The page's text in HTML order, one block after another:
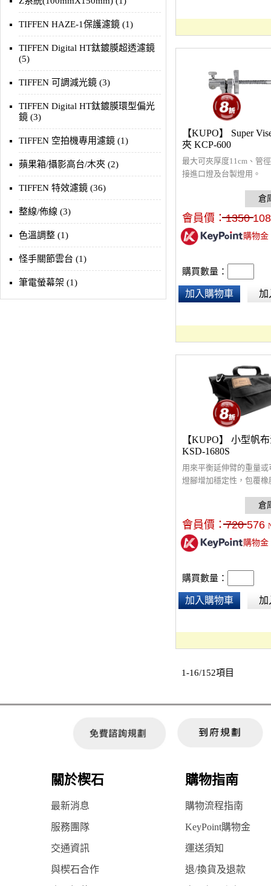
TIFFEN HAZE-1保護濾鏡 (1)
TIFFEN Digital HT鈦鍍膜超透濾鏡
(5)
TIFFEN 可調減光鏡 (3)
TIFFEN Digital HT鈦鍍膜環型偏光
鏡 (3)
TIFFEN 空拍機專用濾鏡 (1)
蘋果箱/攝影高台/木夾 (2)
TIFFEN 特效濾鏡 (36)
整線/佈線 (3)
色溫調整 (1)
怪手關節雲台 (1)
筆電螢幕架 (1)
【KUPO】 Super
夾 KCP-600
最大可夾厚度11cm、管
接進口燈及台製燈用。
會員價：1350
購物金
購買數量：
加入購物車 加
【KUPO】 小型帆
KSD-1680S
用來平衡延伸臂的重量或
燈腳增加穩定性，包覆橡
5cm，最大裝載重量：
斤。※本產品不含沙，需
充。
會員價：720 576
購物金
購買數量：
加入購物車 加
1-16/152項目
關於楔石 購物指南
最新消息 購物流程指南
服務團隊 KeyPoint購物金
交通資訊 運送須知
與楔石合作 退/換貨及退款